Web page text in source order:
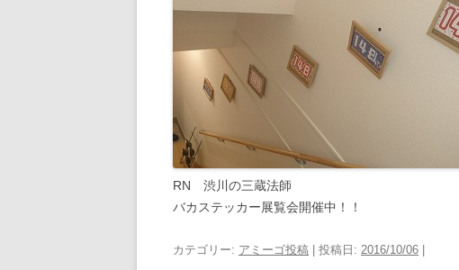
RN 渋川の三蔵法師
バカステッカー展覧会開催中！！
カテゴリー: アミーゴ投稿 | 投稿日: 2016/10/06